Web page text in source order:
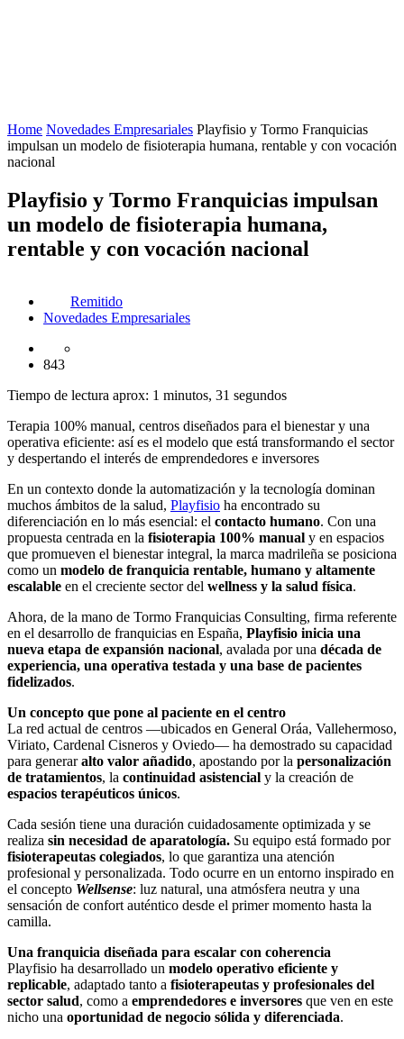
Home Novedades Empresariales Playfisio y Tormo Franquicias
impulsan un modelo de fisioterapia humana, rentable y con vocación
nacional
Playfisio y Tormo Franquicias impulsan
un modelo de fisioterapia humana,
rentable y con vocación nacional
Remitido
Novedades Empresariales
843
Tiempo de lectura aprox: 1 minutos, 31 segundos
Terapia 100% manual, centros diseñados para el bienestar y una
operativa eficiente: así es el modelo que está transformando el sector
y despertando el interés de emprendedores e inversores
En un contexto donde la automatización y la tecnología dominan
muchos ámbitos de la salud, Playfisio ha encontrado su
diferenciación en lo más esencial: el contacto humano. Con una
propuesta centrada en la fisioterapia 100% manual y en espacios
que promueven el bienestar integral, la marca madrileña se posiciona
como un modelo de franquicia rentable, humano y altamente
escalable en el creciente sector del wellness y la salud física.
Ahora, de la mano de Tormo Franquicias Consulting, firma referente
en el desarrollo de franquicias en España, Playfisio inicia una
nueva etapa de expansión nacional, avalada por una década de
experiencia, una operativa testada y una base de pacientes
fidelizados.
Un concepto que pone al paciente en el centro
La red actual de centros —ubicados en General Oráa, Vallehermoso,
Viriato, Cardenal Cisneros y Oviedo— ha demostrado su capacidad
para generaralto valor añadido, apostando por la personalización
de tratamientos, la continuidad asistencial y la creación de
espacios terapéuticos únicos.
Cada sesión tiene una duración cuidadosamente optimizada y se
realiza sin necesidad de aparatología. Su equipo está formado por
fisioterapeutas colegiados, lo que garantiza una atención
profesional y personalizada. Todo ocurre en un entorno inspirado en
el concepto Wellsense: luz natural, una atmósfera neutra y una
sensación de confort auténtico desde el primer momento hasta la
camilla.
Una franquicia diseñada para escalar con coherencia
Playfisio ha desarrollado un modelo operativo eficiente y
replicable, adaptado tanto a fisioterapeutas y profesionales del
sector salud, como a emprendedores e inversores que ven en este
nicho una oportunidad de negocio sólida y diferenciada.